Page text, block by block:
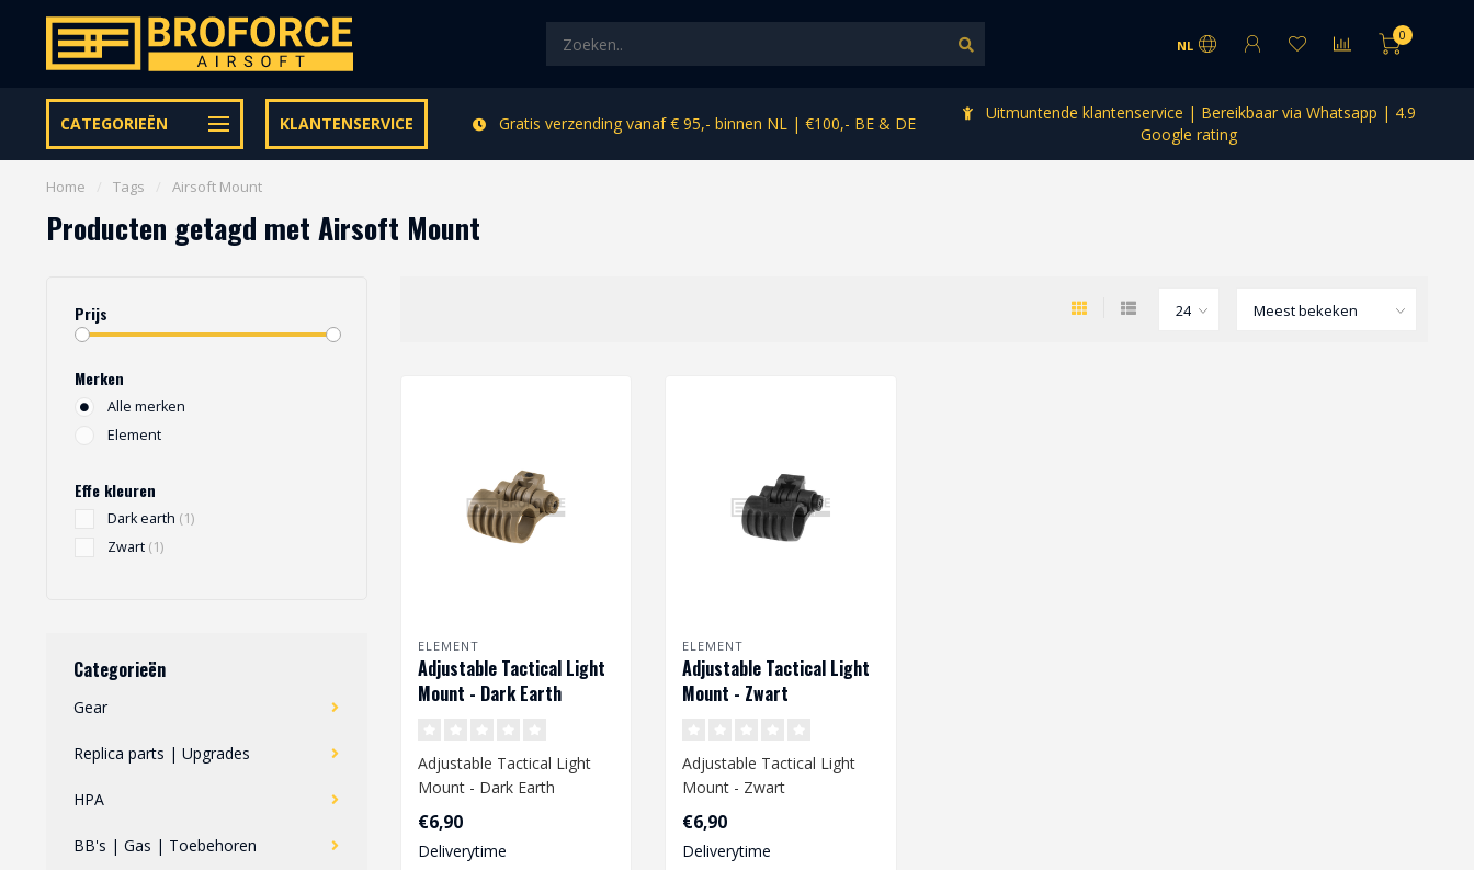
NL
0
CATEGORIEËN KLANTENSERVICE
Let op onze speciale Facebook/Instagram aanbiedingen Gratis verzending vanaf € 95,- binnen NL | €100,- BE & DE
Uitmuntende klantenservice | Bereikbaar via Whatsapp | 4.9
Google rating
Home Tags Airsoft Mount
Producten getagd met Airsoft Mount
Prijs
Merken
Alle merken
Element
Effe kleuren
Dark earth (1)
Zwart (1)
Categorieën
Gear
Replica parts | Upgrades
HPA
BB's | Gas | Toebehoren
ELEMENT
Adjustable Tactical Light
Mount - Dark Earth
Adjustable Tactical Light
Mount - Dark Earth
Ø25.4 mm / 1 Inch..
€6,90
Deliverytime
ELEMENT
Adjustable Tactical Light
Mount - Zwart
Adjustable Tactical Light
Mount - Zwart
Ø25.4 mm / 1 Inch
€6,90
Deliverytime